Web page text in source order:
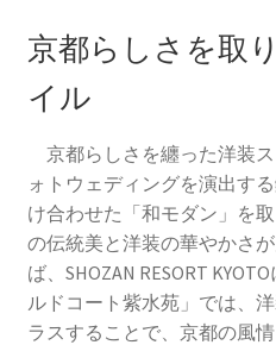
京都らしさを取
イル
京都らしさを纏った洋装
ォトウェディングを演出す
け合わせた「和モダン」を
の伝統美と洋装の華やかさ
ば、SHOZAN RESORT
ルドコート紫水苑」では、
ラスすることで、京都の風